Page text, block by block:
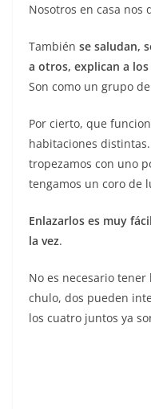
Nosotros en casa nos
También se saludan,
a otros, explican a
Son como un grupo
Por cierto, que
habitaciones
tropezamos con uno
tengamos un coro de
Enlazarlos es muy
la vez.
No es necesario
chulo, dos pueden
los cuatro juntos ya